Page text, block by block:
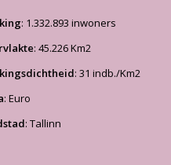
: 1.332.893 inwoners
: 45.226 Km2
: 31 indb./Km2
: Euro
: Tallinn